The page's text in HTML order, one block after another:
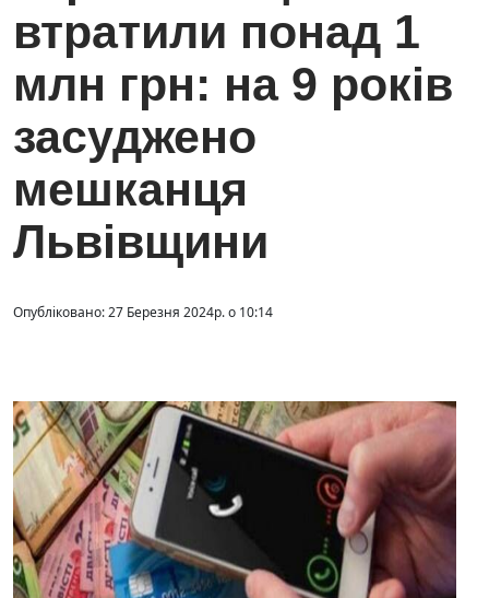
втратили понад 1
млн грн: на 9 років
засуджено
мешканця
Львівщини
Опубліковано: 27 Березня 2024р. о 10:14